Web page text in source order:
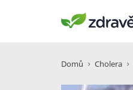
Domů Cholera